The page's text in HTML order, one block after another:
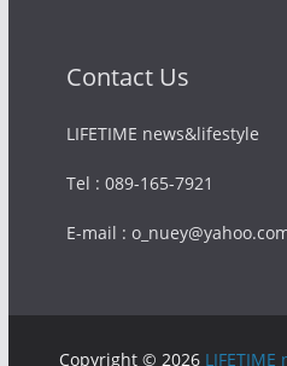
Contact Us
LIFETIME news&lifestyle
Tel : 089-165-7921
E-mail :
Copyright © 2026